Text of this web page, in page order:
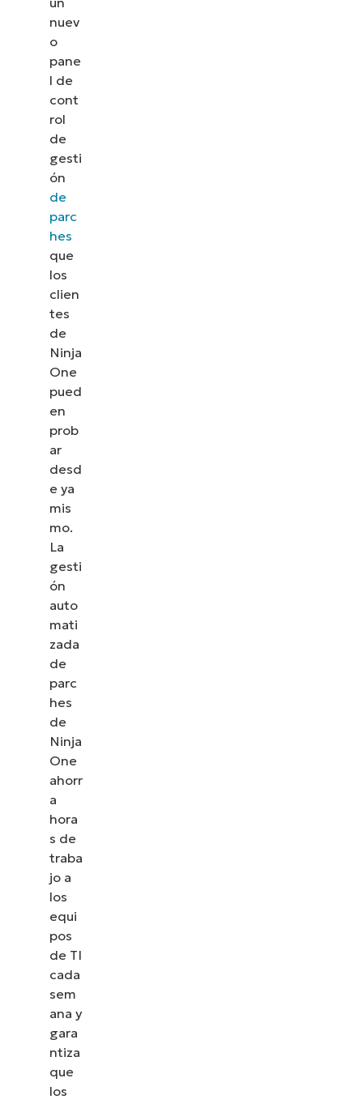
nuev
o
pane
l de
cont
rol
de
gesti
ón
de
parc
hes
que
los
clien
tes
de
Ninja
One
pued
en
prob
ar
desd
e ya
mis
mo.
La
gesti
ón
auto
mati
zada
de
parc
hes
de
Ninja
One
ahorr
a
hora
s de
traba
jo a
los
equi
pos
de TI
cada
sem
ana y
gara
ntiza
que
los